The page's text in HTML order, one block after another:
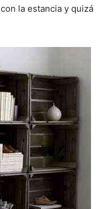
la estancia y quizá